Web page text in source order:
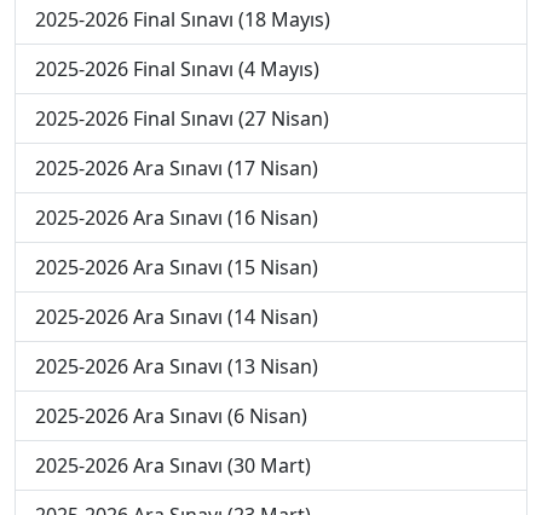
2025-2026 Final Sınavı (18 Mayıs)
2025-2026 Final Sınavı (4 Mayıs)
2025-2026 Final Sınavı (27 Nisan)
2025-2026 Ara Sınavı (17 Nisan)
2025-2026 Ara Sınavı (16 Nisan)
2025-2026 Ara Sınavı (15 Nisan)
2025-2026 Ara Sınavı (14 Nisan)
2025-2026 Ara Sınavı (13 Nisan)
2025-2026 Ara Sınavı (6 Nisan)
2025-2026 Ara Sınavı (30 Mart)